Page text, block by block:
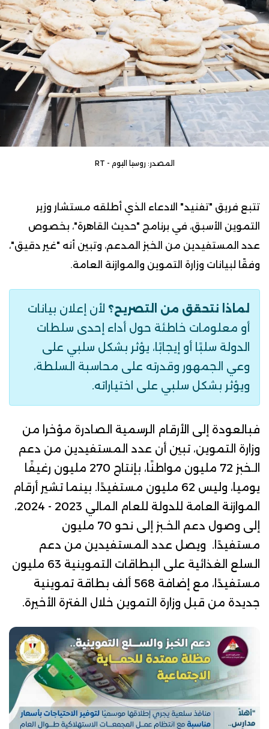
المصدر: روسيا اليوم - RT‏
تتبع فريق "تفنيد" الادعاء الذي أطلقه مستشار وزير
التموين الأسبق، في برنامج "حديث القاهرة"، بخصوص
عدد المستفيدين من الخبز المدعم، وتبين أنه "غير دقيق"،
وفقًا لبيانات وزارة التموين والموازنة العامة.
لماذا نتحقق من التصريح؟ لأن إعلان بيانات
أو معلومات خاطئة حول أداء إحدى سلطات
الدولة سلبًا أو إيجابًا، يؤثر بشكل سلبي على
وعي الجمهور وقدرته على محاسبة السلطة،
ويؤثر بشكل سلبي على اختياراته.
فبالعودة إلى الأرقام الرسمية الصادرة مؤخرا من
وزارة التموين، تبين أن عدد المستفيدين من دعم
الـخبز 72 مليون مواطنًا، بإنتاج 270 مليون رغيفًا
يوميا، وليس 62 مليون مستفيدًا.
بينما تشير أرقام
الموازنة
العامة للدولة للعام المالي 2023 - 2024،
إلى وصول دعم الخـبز إلى نحو 70 مليون
مستفيدًا. ويصل عدد المستفيدين من دعم
السلع الغذائية على البطاقات التموينية 63 مليون
مستفيدًا، مع إضافة 568 ألف بطاقة تموينية
جديدة من قبل وزارة التموين خلال الفترة الأخيرة.